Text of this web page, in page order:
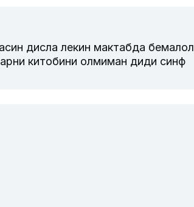
дисла лекин мактабда бемалол
китобини олмиман диди синф